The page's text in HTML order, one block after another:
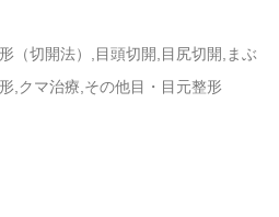
（切開法）,目頭切開,目尻切開,まぶ
,クマ治療,その他目・目元整形